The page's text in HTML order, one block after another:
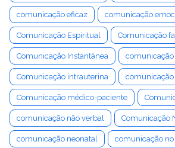
comunicação eficaz comunicação
Comunicação Espiritual Comunicação
Comunicação Instantânea
Comunicação intrauterina
Comunicação médico-paciente
comunicação não verbal Comunicação
comunicação neonatal comunicação